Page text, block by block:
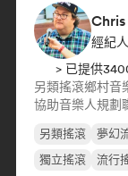
經紀
> 已提供
另類搖滾鄉村音
協助音樂人規劃
另類搖滾 夢幻
獨立搖滾
流行